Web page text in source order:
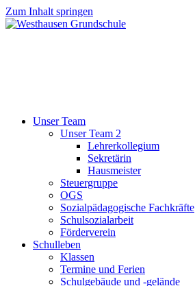
Zum Inhalt springen
Unser Team
Unser Team 2
Lehrerkollegium
Sekretärin
Hausmeister
Steuergruppe
OGS
Sozialpädagogische Fachkräfte
Schulsozialarbeit
Förderverein
Schulleben
Klassen
Termine und Ferien
Schulgebäude und -gelände